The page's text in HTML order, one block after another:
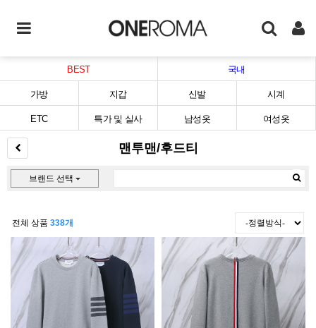
BEST 국내
가방 지갑 신발 시계
ETC 특가 및 실사 남성옷 여성옷
맨투맨/후드티
브랜드 선택
전체 상품 338개